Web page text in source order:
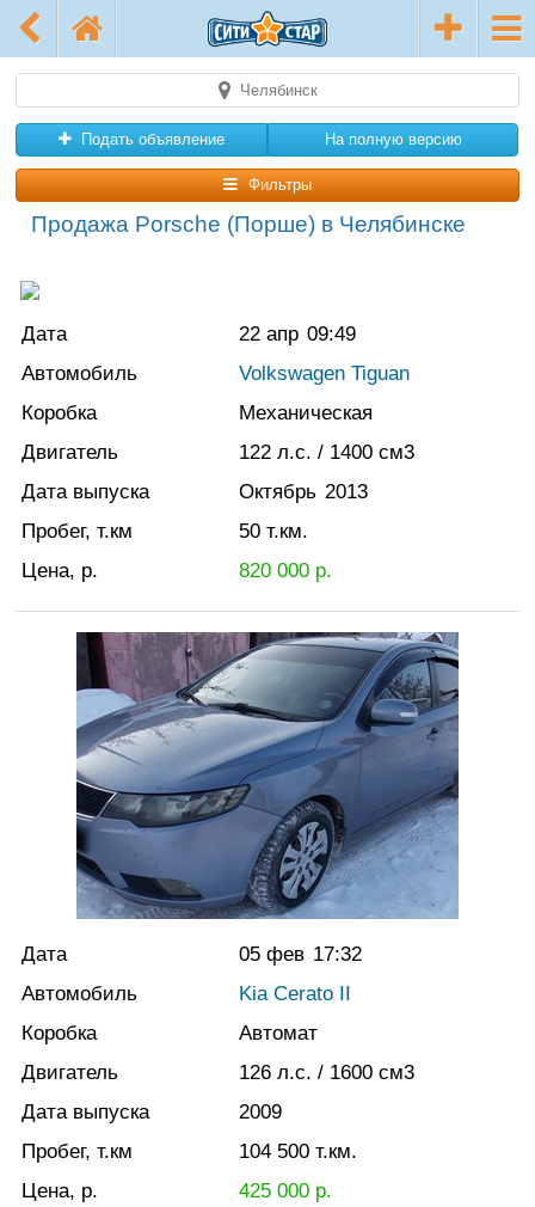
Челябинск
Подать объявление На полную версию
Фильтры
Продажа Porsche (Порше) в Челябинске
Дата 22 апр 09:49
Автомобиль
Volkswagen Tiguan
Коробка
Механическая
Двигатель
122 л.с. / 1400 см3
Дата выпуска
Октябрь 2013
Пробег, т.км
50 т.км.
Цена, р.
820 000р.
Дата 05 фев 17:32
Автомобиль
Kia Cerato II
Коробка
Автомат
Двигатель
126 л.с. / 1600 см3
Дата выпуска
2009
Пробег, т.км
104 500 т.км.
Цена, р.
425 000р.